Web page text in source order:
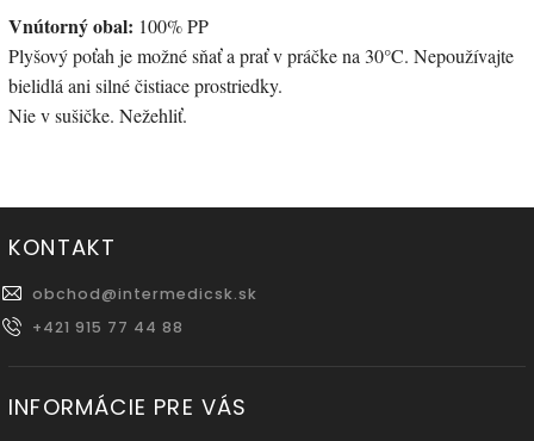
Vnútorný obal: 100% PP
Plyšový poťah je možné sňať a prať v práčke na 30°C. Nepoužívajte
bielidlá ani silné čistiace prostriedky.
Nie v sušičke. Nežehliť.
KONTAKT
obchod@intermedicsk.sk
+421 915 77 44 88
INFORMÁCIE PRE VÁS